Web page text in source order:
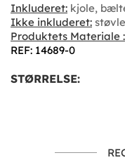
Inkluderet: kjole,
Ikke inkluderet:
Produktets Materiale :
REF: 14689-0
STØRRELSE: